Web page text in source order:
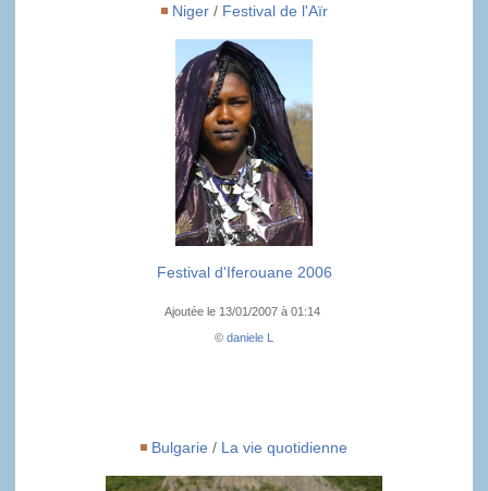
Niger/ Festival de l'Aïr
Festival d'Iferouane 2006
Ajoutée le 13/01/2007 à 01:14
© daniele L
Bulgarie / La vie quotidienne